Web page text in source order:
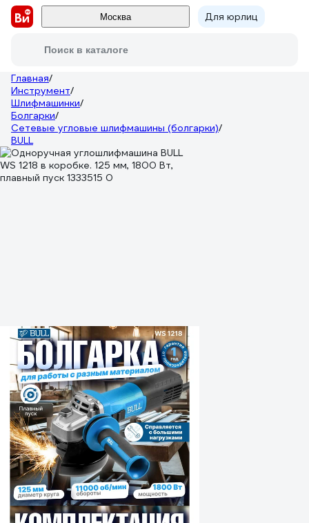
Москва Для юрлиц
Поиск в каталоге
Главная/
Инструмент/
Шлифмашинки/
Болгарки/
Сетевые угловые шлифмашины (болгарки)/
BULL